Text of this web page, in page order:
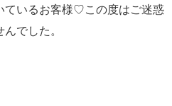
ているお客様♡この度はご迷惑
でした。